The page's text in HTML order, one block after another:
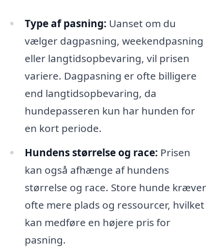
Type af pasning: Uanset om du
vælger dagpasning, weekendpasning
eller langtidsopbevaring, vil prisen
variere. Dagpasning er ofte billigere
end langtidsopbevaring, da
hundepasseren kun har hunden for
en kort periode.
Hundens størrelse og race: Prisen
kan også afhænge af hundens
størrelse og race. Store hunde kræver
ofte mere plads og ressourcer, hvilket
kan medføre en højere pris for
pasning.